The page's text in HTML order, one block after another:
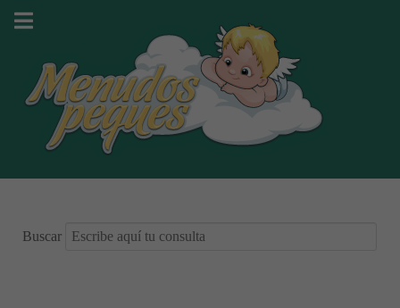
Buscar